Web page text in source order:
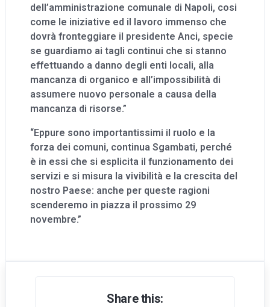
dell’amministrazione comunale di Napoli, cosi
come le iniziative ed il lavoro immenso che
dovrà fronteggiare il presidente Anci, specie
se guardiamo ai tagli continui che si stanno
effettuando a danno degli enti locali, alla
mancanza di organico e all’impossibilità di
assumere nuovo personale a causa della
mancanza di risorse.”
“Eppure sono importantissimi il ruolo e la
forza dei comuni, continua Sgambati, perché
è in essi che si esplicita il funzionamento dei
servizi e si misura la vivibilità e la crescita del
nostro Paese: anche per queste ragioni
scenderemo in piazza il prossimo 29
novembre.”
Share this: